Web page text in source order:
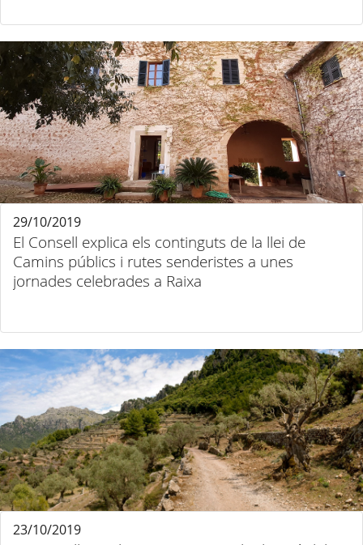
El Consell explica els continguts de la llei de
Camins públics i rutes senderistes a unes
jornades celebrades a Raixa
29/10/2019
23/10/2019